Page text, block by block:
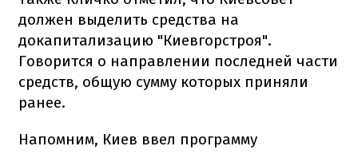
должен выделить средства на
докапитализацию "Киевгорстроя".
Говорится о направлении последней части
средств, общую сумму которых приняли
ранее.
Напомним, Киев ввел программу